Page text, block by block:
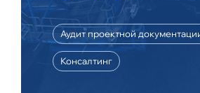
Аудит проектной
Консалтинг